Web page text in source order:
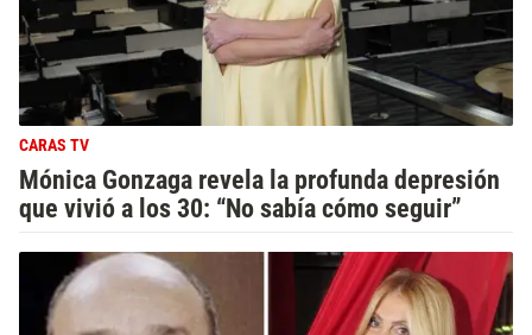
CARAS TV
Mónica Gonzaga revela la profunda depresión
que vivió a los 30: “No sabía cómo seguir”